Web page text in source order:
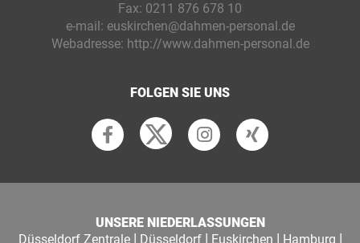
Fax: 0211 876 678 10
e-mail: euskirchen@dahmen-personal.de
Webadresse: http://www.dahmen-personal.de
FOLGEN SIE UNS
UNSERE NIEDERLASSUNGEN
Düsseldorf Zentrale| Düsseldorf| Euskirchen | Hamburg |